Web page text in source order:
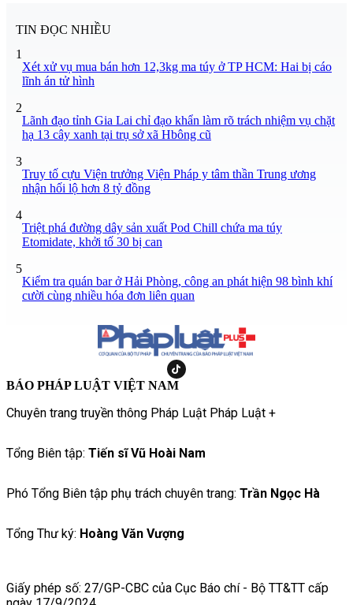
TIN ĐỌC NHIỀU
1
Xét xử vụ mua bán hơn 12,3kg ma túy ở TP HCM: Hai bị cáo
lĩnh án tử hình
2
Lãnh đạo tỉnh Gia Lai chỉ đạo khẩn làm rõ trách nhiệm vụ chặt
hạ 13 cây xanh tại trụ sở xã Hbông cũ
3
Truy tố cựu Viện trưởng Viện Pháp y tâm thần Trung ương
nhận hối lộ hơn 8 tỷ đồng
4
Triệt phá đường dây sản xuất Pod Chill chứa ma túy
Etomidate, khởi tố 30 bị can
5
Kiểm tra quán bar ở Hải Phòng, công an phát hiện 98 bình khí
cười cùng nhiều hóa đơn liên quan
BÁO PHÁP LUẬT VIỆT NAM
Chuyên trang truyền thông Pháp Luật Pháp Luật +
Tổng Biên tập: Tiến sĩ Vũ Hoài Nam
Phó Tổng Biên tập phụ trách chuyên trang: Trần Ngọc Hà
Tổng Thư ký: Hoàng Văn Vượng
Giấy phép số: 27/GP-CBC của Cục Báo chí - Bộ TT&TT cấp